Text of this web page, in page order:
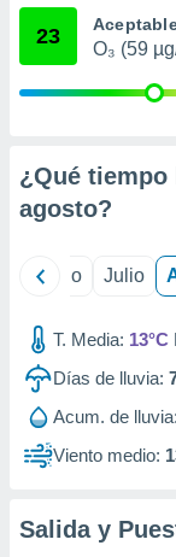
publicidad
1199
23
O₃ (59
¿Qué tiempo
agosto?
Junio Julio
T. Media: 13°C
Días de lluvia:
Acum. de lluvia:
Viento medio:
Salida y